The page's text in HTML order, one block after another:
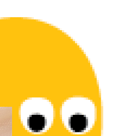
Значок брошь - Pink
249 р.